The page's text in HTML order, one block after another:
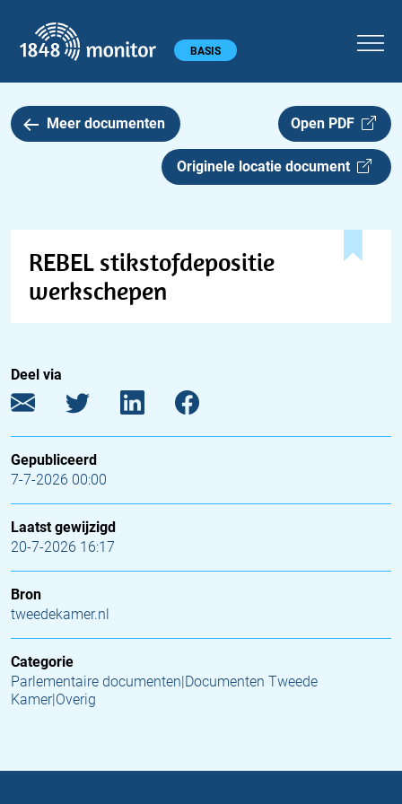
Hoofdmenu BASIS
Meer documenten Open PDF
Originele locatie document
REBEL stikstofdepositie
werkschepen
Deel via
Gepubliceerd
7-7-2026 00:00
Laatst gewijzigd
20-7-2026 16:17
Bron
tweedekamer.nl
Categorie
Parlementaire documenten|Documenten Tweede
Kamer|Overig